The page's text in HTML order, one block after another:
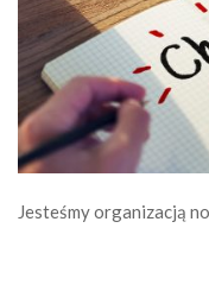
Jesteśmy organizacją